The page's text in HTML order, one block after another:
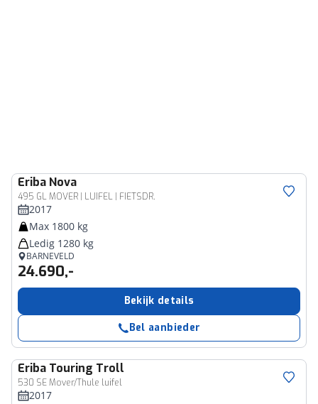
Eriba Nova
495 GL MOVER | LUIFEL | FIETSDR.
2017
Max 1800 kg
Ledig 1280 kg
BARNEVELD
24.690,-
Bekijk details
Bel aanbieder
Eriba Touring Troll
530 SE Mover/Thule luifel
2017